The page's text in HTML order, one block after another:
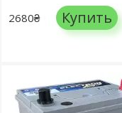
2680₴ Купить